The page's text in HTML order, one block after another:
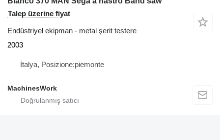
Talep üzerine fiyat
Endüstriyel ekipman - metal şerit testere
2003
İtalya, Posizione:piemonte
MachinesWork